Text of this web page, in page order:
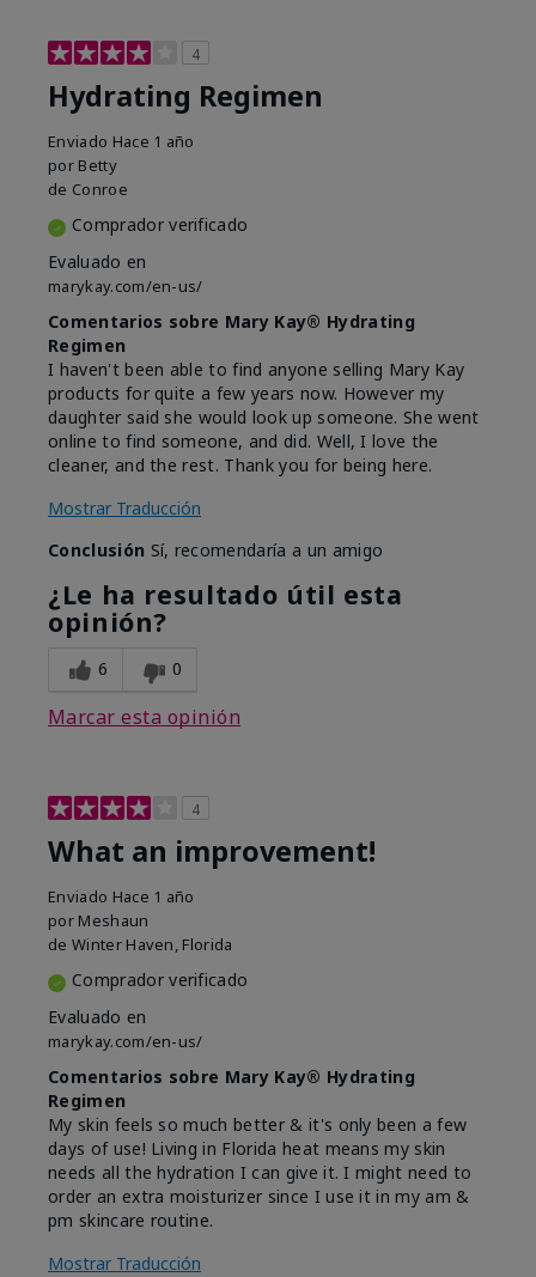
4
Hydrating Regimen
Enviado Hace 1 año
por Betty
de Conroe
Comprador verificado
Evaluado en
marykay.com/en-us/
Comentarios sobre Mary Kay® Hydrating
Regimen
I haven't been able to find anyone selling Mary Kay
products for quite a few years now. However my
daughter said she would look up someone. She went
online to find someone, and did. Well, I love the
cleaner, and the rest. Thank you for being here.
Mostrar Traducción
Conclusión Sí, recomendaría a un amigo
¿Le ha resultado útil esta
opinión?
6 0
Marcar esta opinión
4
What an improvement!
Enviado Hace 1 año
por Meshaun
de Winter Haven, Florida
Comprador verificado
Evaluado en
marykay.com/en-us/
Comentarios sobre Mary Kay® Hydrating
Regimen
My skin feels so much better & it's only been a few
days of use! Living in Florida heat means my skin
needs all the hydration I can give it. I might need to
order an extra moisturizer since I use it in my am &
pm skincare routine.
Mostrar Traducción